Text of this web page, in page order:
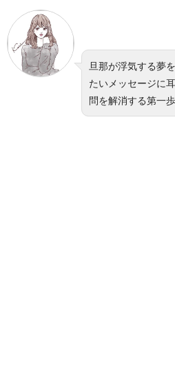
旦那が浮気する夢
たいメッセージに
問を解消する第一